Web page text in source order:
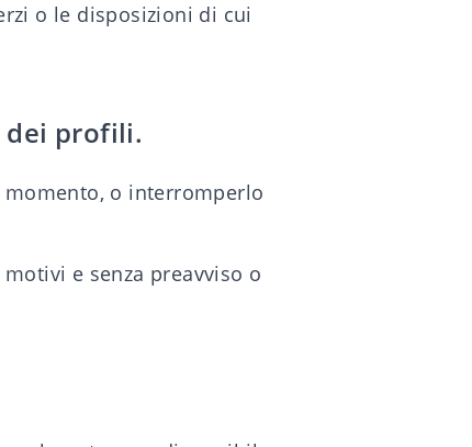
o le disposizioni di cui
dei profili.
o interromperlo
e senza preavviso o